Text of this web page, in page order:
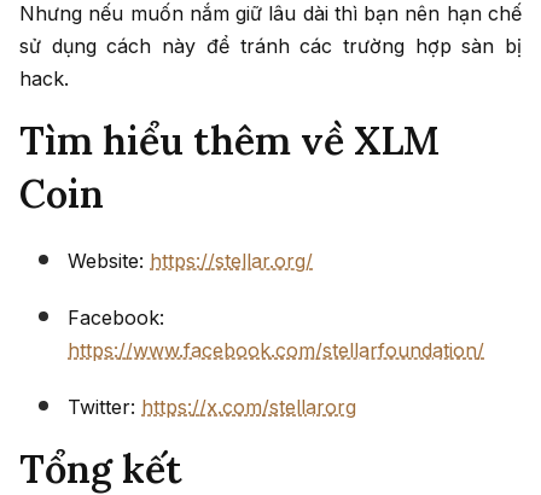
Nhưng nếu muốn nắm giữ lâu dài thì bạn nên hạn chế
sử dụng cách này để tránh các trường hợp sàn bị
hack.
Tìm hiểu thêm về XLM
Coin
Website: https://stellar.org/
Facebook:
https://www.facebook.com/stellarfoundation/
Twitter: https://x.com/stellarorg
Tổng kết